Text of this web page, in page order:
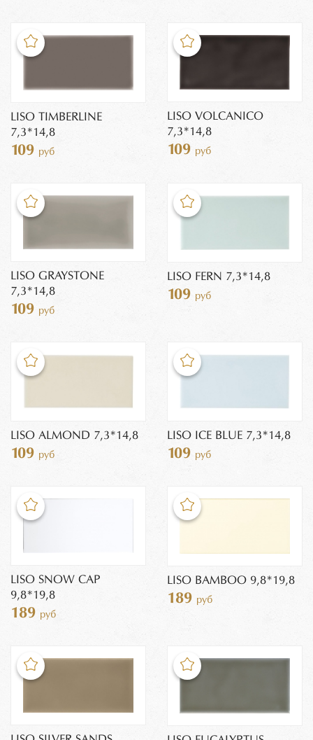
LISO TIMBERLINE
7,3*14,8
109 руб
LISO VOLCANICO
7,3*14,8
109 руб
LISO GRAYSTONE
7,3*14,8
109 руб
LISO FERN 7,3*14,8
109 руб
LISO ALMOND 7,3*14,8
109 руб
LISO ICE BLUE 7,3*14,8
109 руб
LISO SNOW CAP
9,8*19,8
189 руб
LISO BAMBOO 9,8*19,8
189 руб